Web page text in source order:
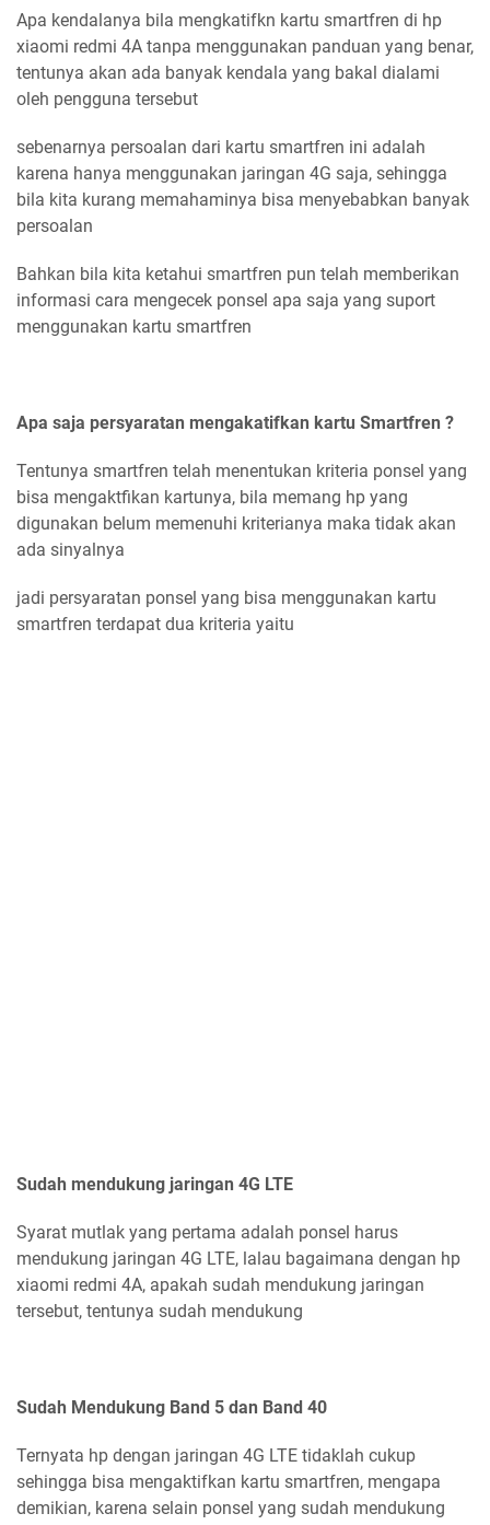
Apa kendalanya bila mengkatifkn kartu smartfren di hp
xiaomi redmi 4A tanpa menggunakan panduan yang benar,
tentunya akan ada banyak kendala yang bakal dialami
oleh pengguna tersebut
sebenarnya persoalan dari kartu smartfren ini adalah
karena hanya menggunakan jaringan 4G saja, sehingga
bila kita kurang memahaminya bisa menyebabkan banyak
persoalan
Bahkan bila kita ketahui smartfren pun telah memberikan
informasi cara mengecek ponsel apa saja yang suport
menggunakan kartu smartfren
Apa saja persyaratan mengakatifkan kartu Smartfren ?
Tentunya smartfren telah menentukan kriteria ponsel yang
bisa mengaktfikan kartunya, bila memang hp yang
digunakan belum memenuhi kriterianya maka tidak akan
ada sinyalnya
jadi persyaratan ponsel yang bisa menggunakan kartu
smartfren terdapat dua kriteria yaitu
Sudah mendukung jaringan 4G LTE
Syarat mutlak yang pertama adalah ponsel harus
mendukung jaringan 4G LTE, lalau bagaimana dengan hp
xiaomi redmi 4A, apakah sudah mendukung jaringan
tersebut, tentunya sudah mendukung
Sudah Mendukung Band 5 dan Band 40
Ternyata hp dengan jaringan 4G LTE tidaklah cukup
sehingga bisa mengaktifkan kartu smartfren, mengapa
demikian, karena selain ponsel yang sudah mendukung